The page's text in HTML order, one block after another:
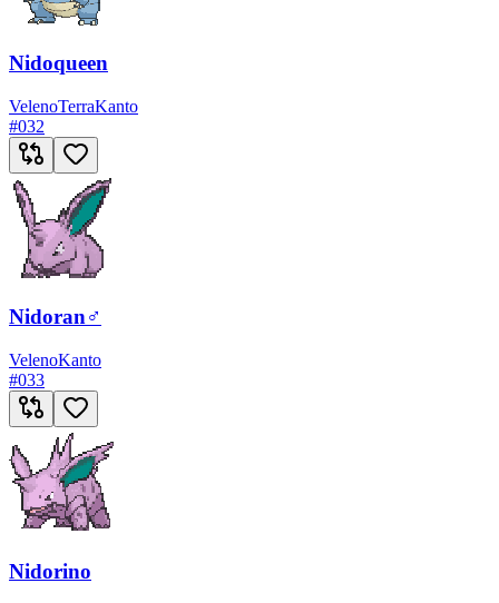
Nidoqueen
VelenoTerraKanto
#032
Nidoran♂
VelenoKanto
#033
Nidorino